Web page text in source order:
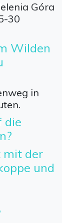
Góra
30
Wilden
in
die
mit der
und